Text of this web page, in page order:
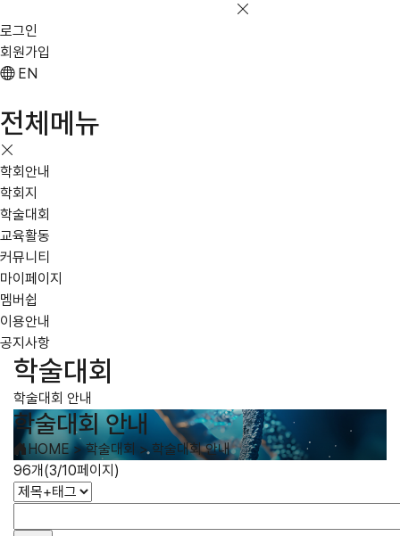
로그인
회원가입
EN
전체메뉴
학회안내
학회지
학술대회
교육활동
커뮤니티
마이페이지
멤버쉽
이용안내
공지사항
학술대회
학술대회 안내
학술대회 안내
HOME>학술대회 >학술대회 안내
96개(3/10페이지)